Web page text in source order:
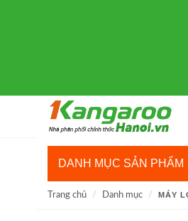
DANH MỤC SẢN PHẨM
Trang chủ Danh mục MÁY